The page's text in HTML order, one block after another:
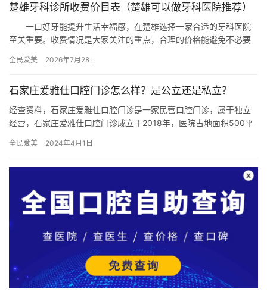
楚雄牙科诊所收费价目表（楚雄可以做牙科医院推荐）
一口好牙能提升生活幸福感，在楚雄选择一家合适的牙科医院
至关重要。收费情况是大家关注的重点，合理的价格能避免不必要
表，还会…
全民爱美 2026年7月28日
石家庄爱雅仕口腔门诊怎么样？是公立还是私立？
经查资料，石家庄爱雅仕口腔门诊是一家民营口腔门诊，属于独立
经营，石家庄爱雅仕口腔门诊成立于2018年，医院占地面积500平
全民爱美 2024年4月1日